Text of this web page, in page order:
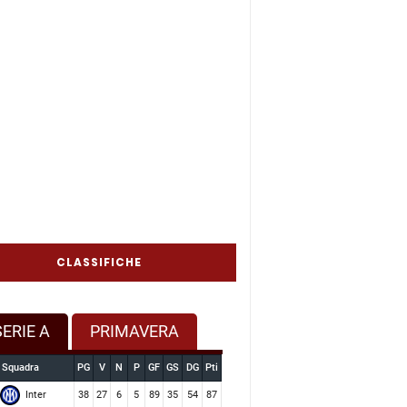
CLASSIFICHE
A PRIMAVERA
Squadra PG V N P GF GS DG Pti
Inter 38 27 6 5 89 35 54 87